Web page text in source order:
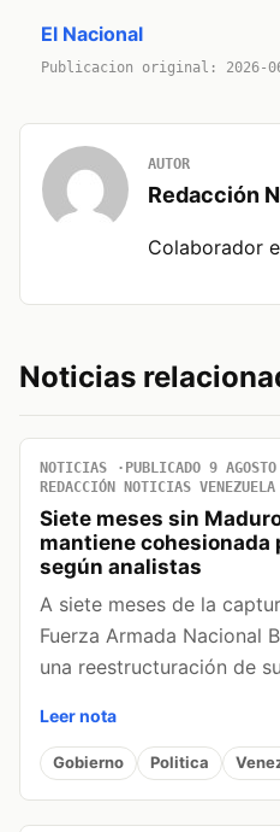
El Nacional
Publicacion original: 2026-
AUTOR
Redacción
Colaborador
Noticias
NOTICIAS PUBLICADO 9
REDACCIÓN NOTICIAS VENEZUELA
Siete meses sin
mantiene cohesionada
según analistas
A siete meses de la
Fuerza Armada Nacional
una reestructuración de
Leer nota
Gobierno Politica